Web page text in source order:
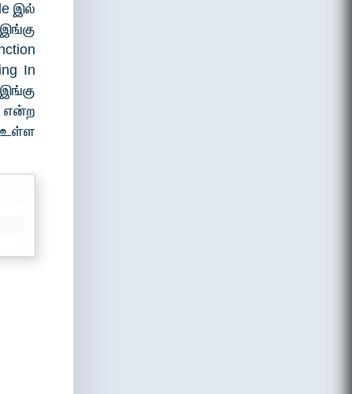
இல்
In
என்ற
உள்ள